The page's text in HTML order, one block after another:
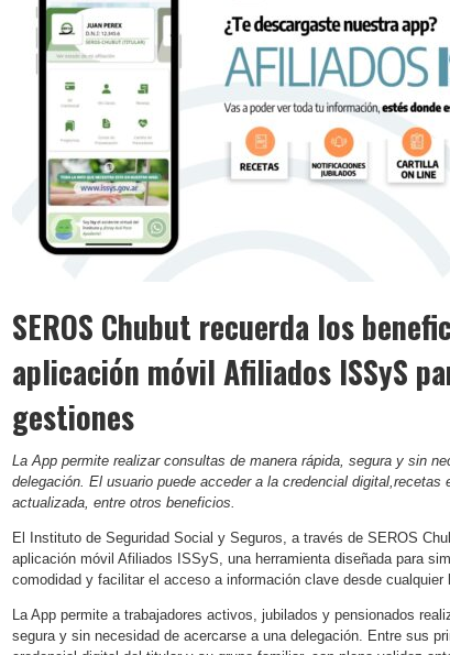
SEROS Chubut recuerda los
aplicación móvil Afiliados ISSyS
gestiones
La App permite realizar consultas de manera rápida, segura y sin
delegación. El usuario puede acceder a la credencial
actualizada, entre otros beneficios.
El Instituto de Seguridad Social y Seguros, a través de SEROS
aplicación móvil Afiliados ISSyS, una herramienta diseñada para
comodidad y facilitar el acceso a información clave desde cualquier
La App permite a trabajadores activos, jubilados y pensionados
segura y sin necesidad de acercarse a una delegación. Entre sus